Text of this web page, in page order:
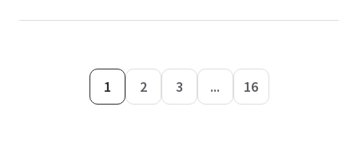
1 2 3 ... 16